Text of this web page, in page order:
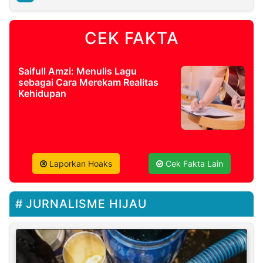
CEK FAKTA
Saifull Amzi: Menulis Lagu
sebagai Cara Merekam Realitas
Kehidupan
Laporkan Hoaks Cek Fakta Lain
JURNALISME HIJAU